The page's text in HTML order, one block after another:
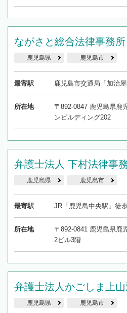
ながさと総合法律事務所
鹿児島県 鹿児島市
最寄駅 鹿児島市交通局「加治
所在地
〒892-0847 鹿児島県鹿
ンビルディング202
弁護士法人 下村法律事
鹿児島県 鹿児島市
最寄駅 JR「鹿児島中央駅」徒
所在地
〒892-0841 鹿児島県鹿
2ビル3階
弁護士法人かごしま上
鹿児島県 鹿児島市